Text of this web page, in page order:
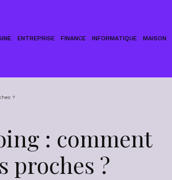
ENTREPRISE FINANCE INFORMATIQUE MAISON
?
: comment
proches ?